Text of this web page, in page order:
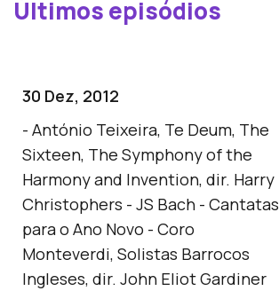
Últimos episódios
30 Dez, 2012
- António Teixeira, Te Deum, The
Sixteen, The Symphony of the
Harmony and Invention, dir. Harry
Christophers - JS Bach - Cantatas
para o Ano Novo - Coro
Monteverdi, Solistas Barrocos
Ingleses, dir. John Eliot Gardiner